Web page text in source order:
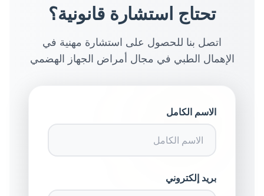
تحتاج استشارة قانونية؟
اتصل بنا للحصول على استشارة مهنية في
الإهمال الطبي في مجال أمراض الجهاز الهضمي
الاسم الكامل
بريد إلكتروني